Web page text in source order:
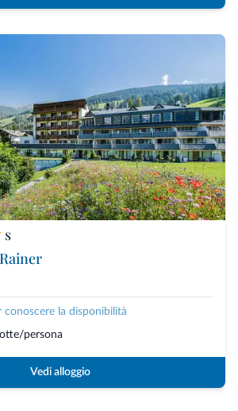
s
conoscere la disponibilità
persona
Vedi alloggio